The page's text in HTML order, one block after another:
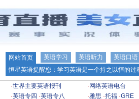
网站首页 英语学习 英语听力
英语口语
恒星英语提醒您：学习英语是一个持之以恒的
·世界主要英语报刊 · 网络英语电台
·英语专四 ·英语专八 ·雅思 ·托福 ·GRE